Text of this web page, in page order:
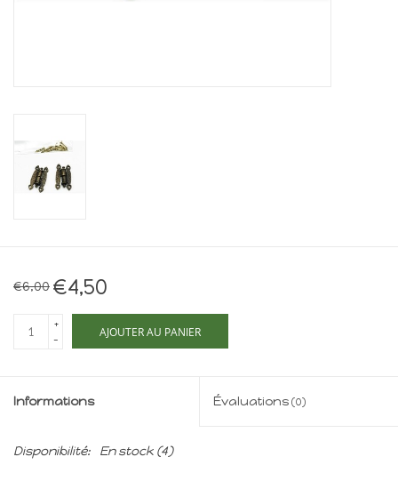
Maison de souris
miniature - The Mouse
€6,00 €4,50
+
-
AJOUTER AU PANIER
Informations Évaluations (0)
Disponibilité: En stock (4)